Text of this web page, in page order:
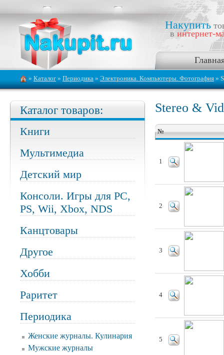
Накупить
в интернет-
» Каталог » Периодика » Электроника. Компьютеры. Фотография »
Каталог товаров:
Книги
Мультимедиа
Детский мир
Консоли. Игры для PC,
PS, Wii, Xbox, NDS
Канцтовары
Другое
Хобби
Раритет
Периодика
Женские журналы. Кулинария
Мужские журналы
Stereo &
№
1
2
3
4
5